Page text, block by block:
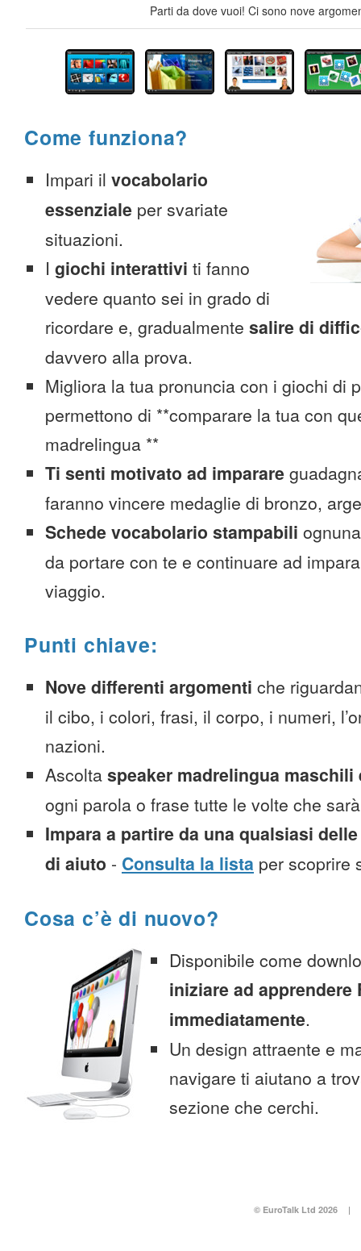
Parti da dove vuoi! Ci sono nove
Come funziona?
Impari il vocabolario
essenziale per svariate
situazioni.
I giochi interattivi ti fanno
vedere quanto sei in grado di
ricordare e, gradualmente salire di
davvero alla prova.
Migliora la tua pronuncia con i giochi di
permettono di **comparare la tua con
madrelingua **
Ti senti motivato ad imparare
faranno vincere medaglie di bronzo,
Schede vocabolario stampabili
da portare con te e continuare ad
viaggio.
Punti chiave:
Nove differenti argomenti che
il cibo, i colori, frasi, il corpo, i numeri,
nazioni.
Ascolta speaker madrelingua maschili
ogni parola o frase tutte le volte che
Impara a partire da una qualsiasi
di aiuto - Consulta la lista per scoprire
Cosa c’è di nuovo?
Disponibile come
iniziare ad apprendere
immediatamente.
Un design attraente e
navigare ti aiutano a
sezione che cerchi.
© EuroTalk Ltd 2026 |